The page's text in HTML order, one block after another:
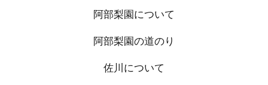
阿部梨園について
阿部梨園の道のり
佐川について